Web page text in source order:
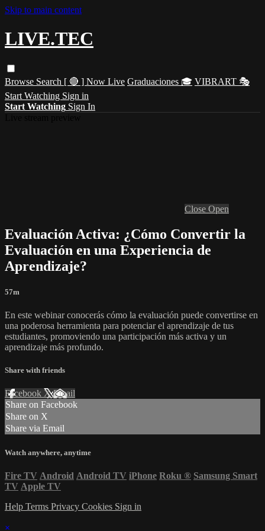
Skip to main content
LIVE.TEC
Browse Search [ 🔴 ] Now Live Graduaciones 🎓 VIBRART 🎭
Start Watching Sign in
Start Watching Sign In
Close Open
Evaluación Activa: ¿Cómo Convertir la
Evaluación en una Experiencia de
Aprendizaje?
57m
En este webinar conocerás cómo la evaluación puede convertirse en
una poderosa herramienta para potenciar el aprendizaje de tus
estudiantes, promoviendo una participación más activa y un
aprendizaje más profundo.
Share with friends
Facebook XEmail
Share on Facebook
Share on X
Share via Email
Watch anywhere, anytime
Fire TV Android Android TV iPhone Roku ® Samsung Smart
TV Apple TV
Help Terms Privacy Cookies Sign in
×